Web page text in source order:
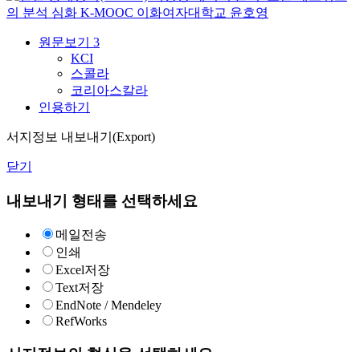
의 분석 심화 K-MOOC 이화여자대학교 윤호영
원문보기 3
KCI
스콜라
코리아스칼라
인용하기
서지정보 내보내기(Export)
닫기
내보내기 형태를 선택하세요
메일전송
인쇄
Excel저장
Text저장
EndNote / Mendeley
RefWorks